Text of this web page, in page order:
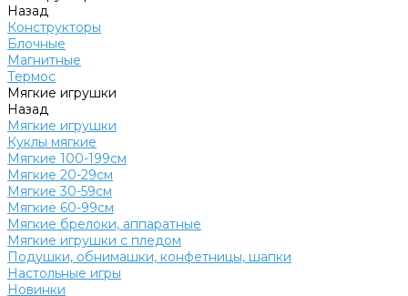
Назад
Конструкторы
Блочные
Магнитные
Термос
Мягкие игрушки
Назад
Мягкие игрушки
Куклы мягкие
Мягкие 100-199см
Мягкие 20-29см
Мягкие 30-59см
Мягкие 60-99см
Мягкие брелоки, аппаратные
Мягкие игрушки с пледом
Подушки, обнимашки, конфетницы, шапки
Настольные игры
Новинки